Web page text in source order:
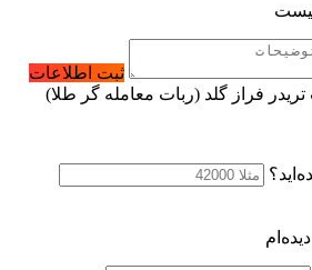
ثبت اطلاعات
فراز گلد (ربات معامله گر طلا)